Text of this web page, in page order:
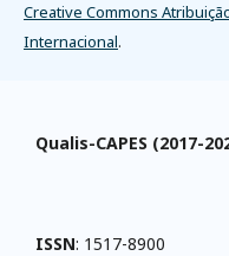
Creative Commons
Internacional.
Qualis-CAPES (2017-
ISSN: 1517-8900